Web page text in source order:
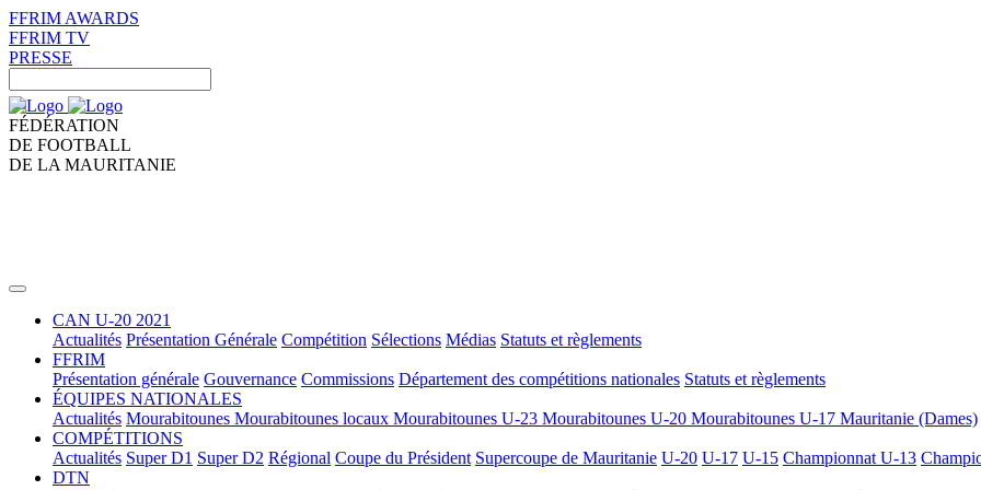
FFRIM AWARDS
FFRIM TV
PRESSE
FÉDÉRATION
DE FOOTBALL
DE LA MAURITANIE
CAN U-20 2021
Actualités Présentation Générale Compétition Sélections Médias Statuts et règlements
FFRIM
Présentation générale Gouvernance Commissions Département des compétitions nationales Statuts et règlements
ÉQUIPES NATIONALES
Actualités Mourabitounes Mourabitounes locaux Mourabitounes U-23 Mourabitounes U-20 Mourabitounes U-17 Mauritanie (Dames)
COMPÉTITIONS
Actualités Super D1 Super D2 Régional Coupe du Président Supercoupe de Mauritanie U-20 U-17 U-15 Championnat U-13
DTN